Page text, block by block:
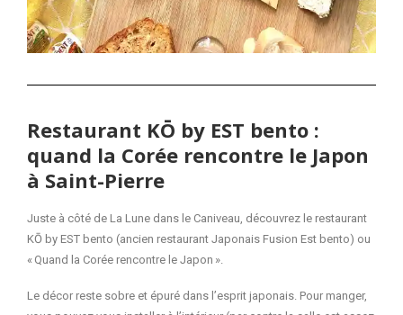
Restaurant KŌ by EST bento :
quand la Corée rencontre le Japon
à Saint-Pierre
Juste à côté de La Lune dans le Caniveau, découvrez le restaurant
KŌ by EST bento (ancien restaurant Japonais Fusion Est bento) ou
« Quand la Corée rencontre le Japon ».
Le décor reste sobre et épuré dans l’esprit japonais. Pour manger,